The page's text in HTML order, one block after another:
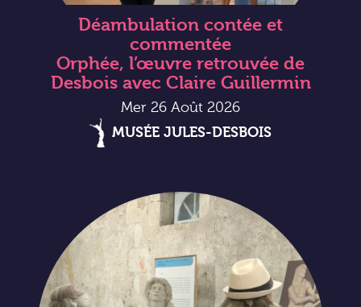
Déambulation contée et
commentée
Orphée, l’œuvre retrouvée de
Desbois avec Claire Guillermin
Mer 26 Août 2026
MUSÉE JULES-DESBOIS